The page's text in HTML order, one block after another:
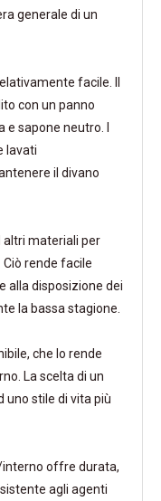
generale di un
facile. Il
con un panno
sapone neutro. I
lavati
il divano
altri materiali per
rende facile
alla disposizione dei
la bassa stagione.
che lo rende
La scelta di un
uno stile di vita più
offre durata,
agli agenti